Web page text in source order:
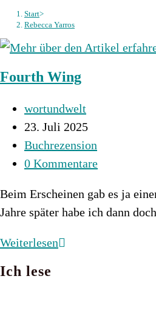
Start>
Rebecca Yarros
Fourth Wing
Beitrags-
Autor:
wortundwelt
Beitrag
veröffentlicht:
23. Juli 2025
Beitrags-
Kategorie:
Buchrezension
Beitrags-
0 Kommentare
Beim Erscheinen gab es ja
Jahre später habe ich dann
WeiterlesenFourth
Ich lese